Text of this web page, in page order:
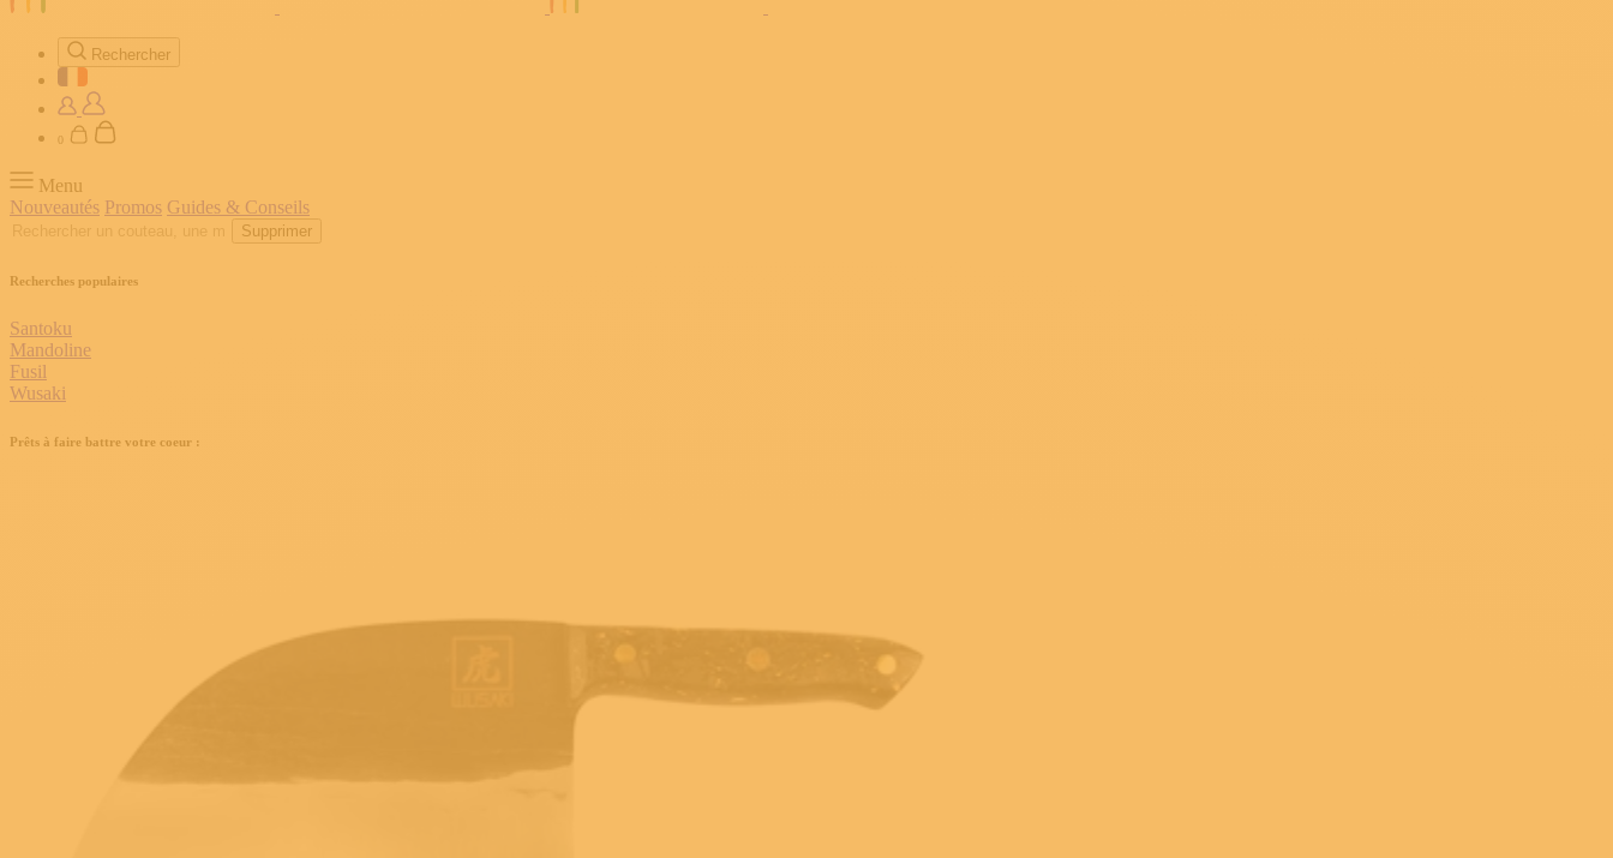
Rechercher
0
Menu
Nouveautés Promos Guides & Conseils
Supprimer
Recherches populaires
Santoku
Mandoline
Fusil
Wusaki
Prêts à faire battre votre coeur :